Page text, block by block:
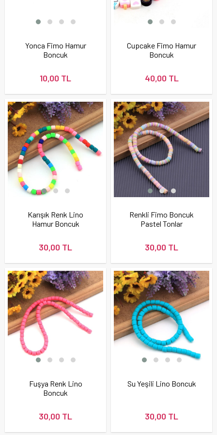
Yonca Fimo Hamur
Boncuk
10,00 TL
Cupcake Fimo Hamur
Boncuk
40,00 TL
Karışık Renk Lino
Hamur Boncuk
30,00 TL
Renkli Fimo Boncuk
Pastel Tonlar
30,00 TL
Fuşya Renk Lino
Boncuk
30,00 TL
Su Yeşili Lino Boncuk
30,00 TL